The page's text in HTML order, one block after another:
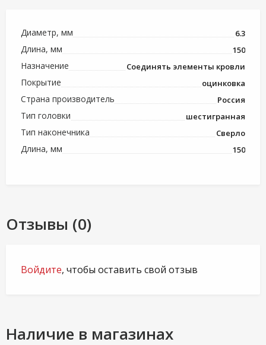
Диаметр, мм 6.3
Длина, мм 150
Назначение Соединять элементы кровли
Покрытие оцинковка
Страна производитель Россия
Тип головки шестигранная
Тип наконечника Сверло
Длина, мм 150
Отзывы (0)
Войдите, чтобы оставить свой отзыв
Наличие в магазинах